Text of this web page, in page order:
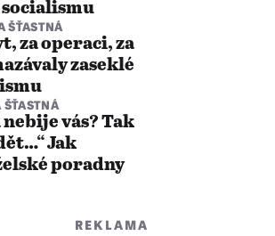
ŠŤASTNÁ
za operaci, za
zaseklé
nebije vás? Tak
Jak
poradny
REKLAMA